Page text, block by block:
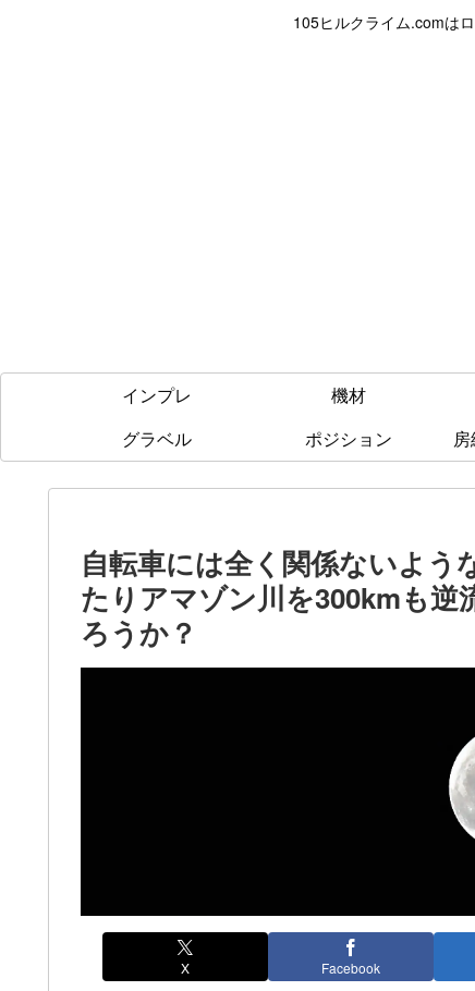
105ヒルクライム.comは
インプレ 機材
グラベル
ポジション
自転車には全く関係ないよう
たりアマゾン川を300kmも
ろうか？
X Facebook